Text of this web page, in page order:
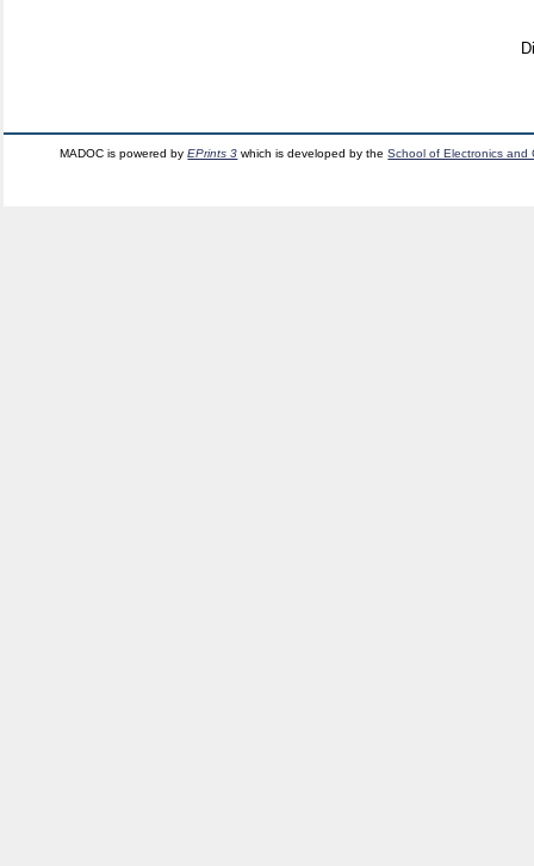
MADOC is powered byEPrints 3 which is developed by theSchool of Electronics and